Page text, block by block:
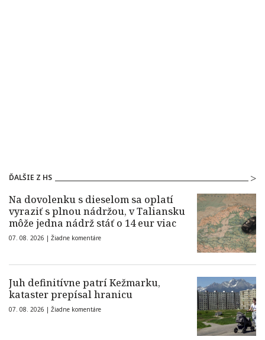
ĎALŠIE Z HS
Na dovolenku s dieselom sa oplatí
vyraziť s plnou nádržou, v Taliansku
môže jedna nádrž stáť o 14 eur viac
07. 08. 2026 | Žiadne komentáre
Juh definitívne patrí Kežmarku,
kataster prepísal hranicu
07. 08. 2026 | Žiadne komentáre